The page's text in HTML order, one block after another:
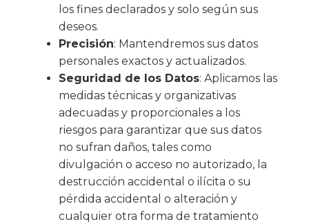
los fines declarados y solo según sus
deseos.
Precisión: Mantendremos sus datos
personales exactos y actualizados.
Seguridad de los Datos: Aplicamos las
medidas técnicas y organizativas
adecuadas y proporcionales a los
riesgos para garantizar que sus datos
no sufran daños, tales como
divulgación o acceso no autorizado, la
destrucción accidental o ilícita o su
pérdida accidental o alteración y
cualquier otra forma de tratamiento